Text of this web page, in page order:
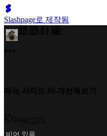
Slashpage로 제작됨
메뉴 사이드 바 개선해보기
카테고리
비어 있음